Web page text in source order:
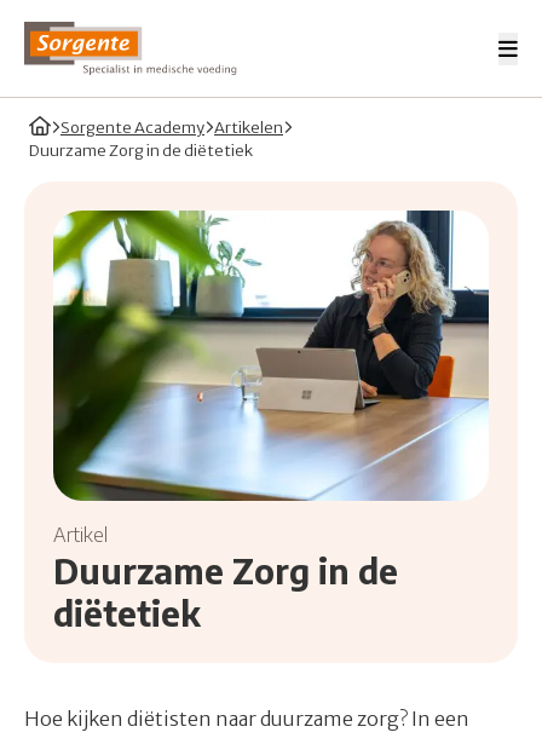
HomeSorgente Academy Artikelen
Duurzame Zorg in de diëtetiek
Duurzame Zorg in de
diëtetiek
Artikel
Hoe kijken diëtisten naar duurzame zorg? In een